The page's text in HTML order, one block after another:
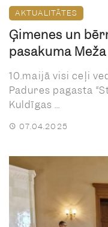
AKTUALITĀTES
Ģimenes un
pasākumā
10.maijā visi ceļi
Padures pagasta
Kuldīgas ...
07.04.2025